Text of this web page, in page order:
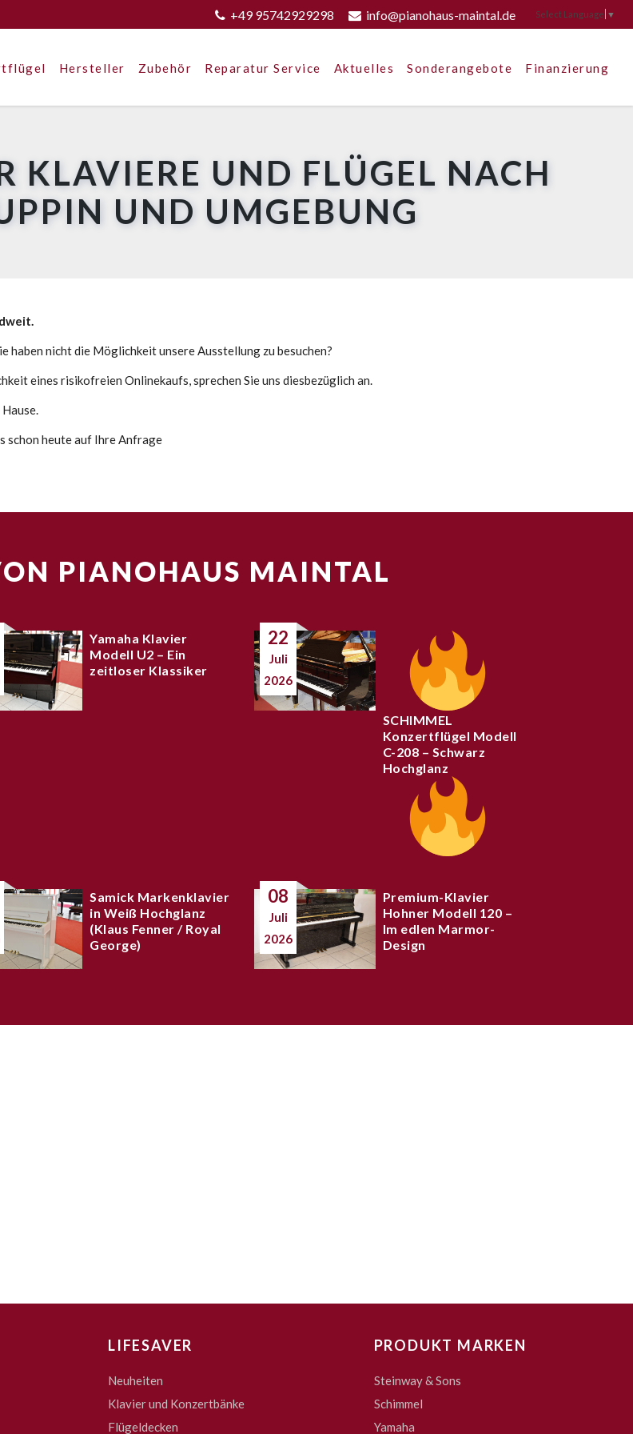
+49 95742929298 info@pianohaus-maintal.de Select Language ▼
Hersteller Zubehör Reparatur Service Aktuelles Sonderangebote Finanzierung
KLAVIERE UND FLÜGEL NACH
UND UMGEBUNG
haben nicht die Möglichkeit unsere Ausstellung zu besuchen?
eines risikofreien Onlinekaufs, sprechen Sie uns diesbezüglich an.
schon heute auf Ihre Anfrage
PIANOHAUS MAINTAL
Yamaha Klavier
Modell U2 – Ein
zeitloser Klassiker
22
Juli
2026
SCHIMMEL
Konzertflügel Modell
C-208 – Schwarz
Hochglanz
Samick Markenklavier
in Weiß Hochglanz
(Klaus Fenner / Royal
George)
08
Juli
2026
Premium-Klavier
Hohner Modell 120 –
Im edlen Marmor-
Design
LIFESAVER
Neuheiten
Klavier und Konzertbänke
Flügeldecken
PRODUKT MARKEN
Steinway & Sons
Schimmel
Yamaha